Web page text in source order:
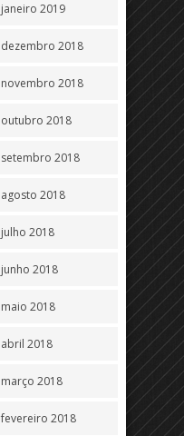
janeiro 2019
dezembro 2018
novembro 2018
outubro 2018
setembro 2018
agosto 2018
julho 2018
junho 2018
maio 2018
abril 2018
março 2018
fevereiro 2018